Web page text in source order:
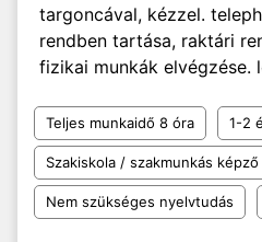
targoncával, kézzel.
rendben tartása, raktári
fizikai munkák elvégzése.
Teljes munkaidő 8 óra 1-2
Szakiskola / szakmunkás képző
Nem szükséges nyelvtudás